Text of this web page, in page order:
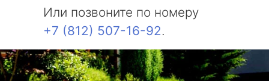
Или позвоните по номеру
+7 (812) 507-16-92.